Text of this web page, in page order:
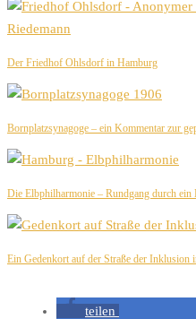
Der Friedhof Ohlsdorf in Hamburg
Bornplatzsynagoge – ein Kommentar zur
Die Elbphilharmonie – Rundgang durch ein
Ein Gedenkort auf der Straße der Inklusion
teilen